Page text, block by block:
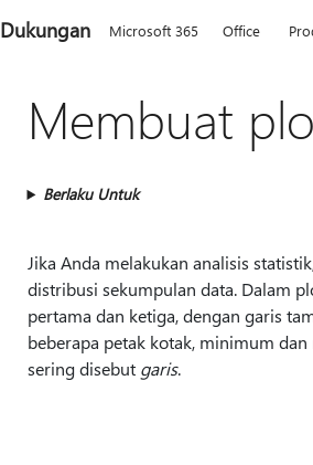
Dukungan Microsoft 365 Office
Membuat
Berlaku Untuk
Jika Anda melakukan analisis
distribusi sekumpulan data. Dalam
pertama dan ketiga, dengan garis
beberapa petak kotak, minimum
sering disebut garis.